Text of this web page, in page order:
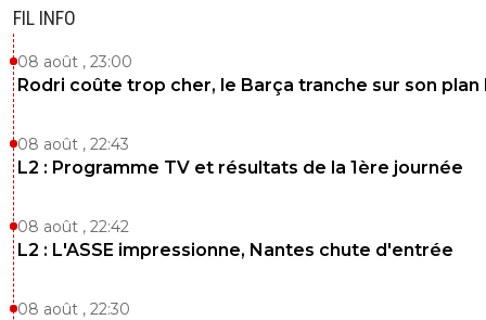
FIL INFO
08 août , 23:00
Rodri coûte trop cher, le Barça tranche sur son plan
08 août , 22:43
L2 : Programme TV et résultats de la 1ère journée
08 août , 22:42
L2 : L'ASSE impressionne, Nantes chute d'entrée
08 août , 22:30